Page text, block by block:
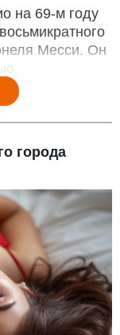
на 69-м году
Месси. Он
города